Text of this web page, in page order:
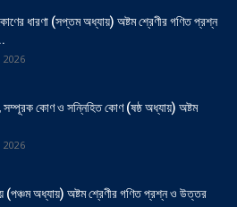
ধারণা (সপ্তম অধ্যায়) অষ্টম শ্রেণীর গণিত প্রশ্ন
2026
কোণ ও সন্নিহিত কোণ (ষষ্ঠ অধ্যায়) অষ্টম
2026
(পঞ্চম অধ্যায়) অষ্টম শ্রেণীর গণিত প্রশ্ন ও উত্তর